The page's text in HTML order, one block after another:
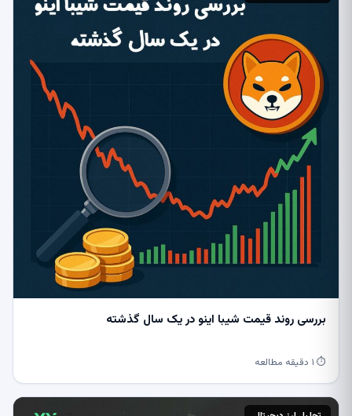
بررسی روند قیمت شیبا اینو در یک سال گذشته